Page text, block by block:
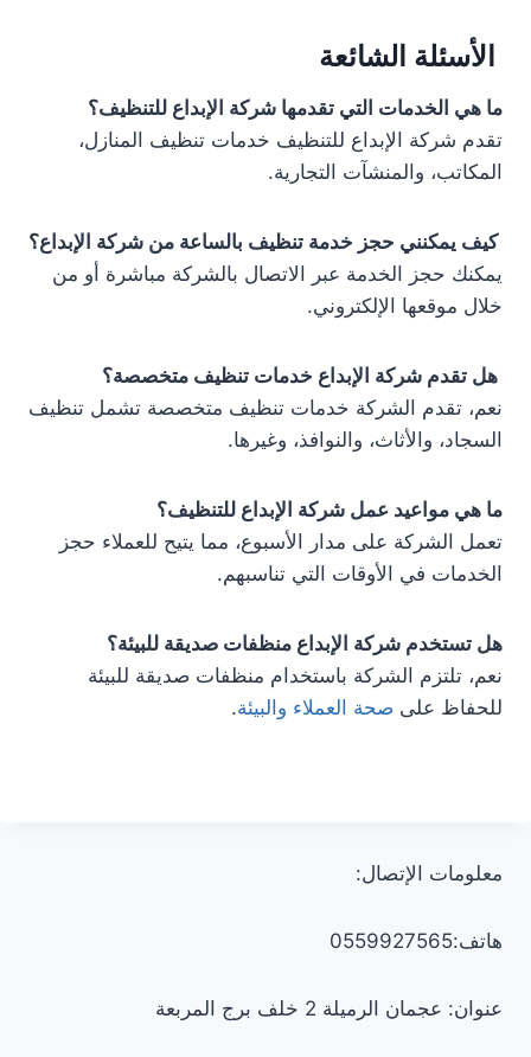
الأسئلة الشائعة
ما هي الخدمات التي تقدمها شركة الإبداع للتنظيف؟
تقدم شركة الإبداع للتنظيف خدمات تنظيف المنازل،
المكاتب، والمنشآت التجارية.
كيف يمكنني حجز خدمة تنظيف بالساعة من شركة الإبداع؟
يمكنك حجز الخدمة عبر الاتصال بالشركة مباشرة أو من
خلال موقعها الإلكتروني.
هل تقدم شركة الإبداع خدمات تنظيف متخصصة؟
نعم، تقدم الشركة خدمات تنظيف متخصصة تشمل تنظيف
السجاد، والأثاث، والنوافذ، وغيرها.
ما هي مواعيد عمل شركة الإبداع للتنظيف؟
تعمل الشركة على مدار الأسبوع، مما يتيح للعملاء حجز
الخدمات في الأوقات التي تناسبهم.
هل تستخدم شركة الإبداع منظفات صديقة للبيئة؟
نعم، تلتزم الشركة باستخدام منظفات صديقة للبيئة
للحفاظ على صحة العملاء والبيئة.
معلومات الإتصال:
هاتف:0559927565
عنوان: عجمان الرميلة 2 خلف برج المربعة